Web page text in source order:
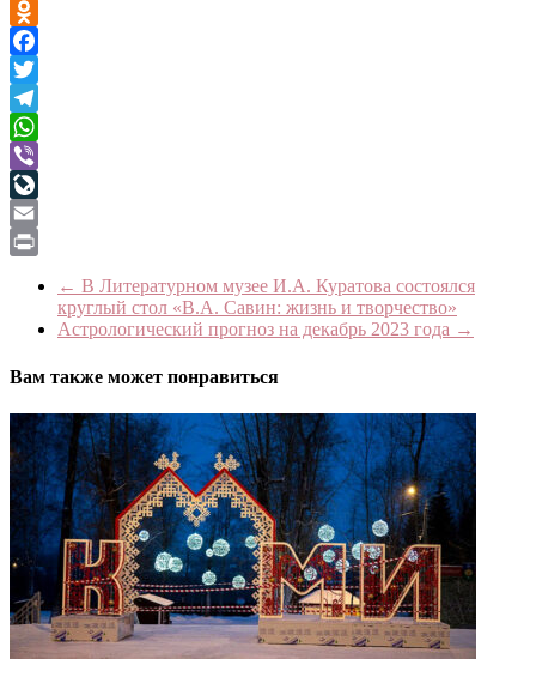
VK
Odnoklassniki
Facebook
Twitter
Telegram
WhatsApp
Viber
LiveJournal
Email
← В Литературном музее И.А. Куратова состоялся
круглый стол «В.А. Савин: жизнь и творчество»
Астрологический прогноз на декабрь 2023 года →
Вам также может понравиться